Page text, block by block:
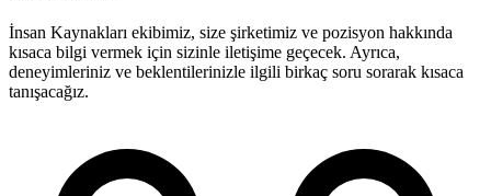
İnsan Kaynakları ekibimiz, size şirketimiz ve pozisyon hakkında
kısaca bilgi vermek için sizinle iletişime geçecek. Ayrıca,
deneyimleriniz ve beklentilerinizle ilgili birkaç soru sorarak kısaca
tanışacağız.